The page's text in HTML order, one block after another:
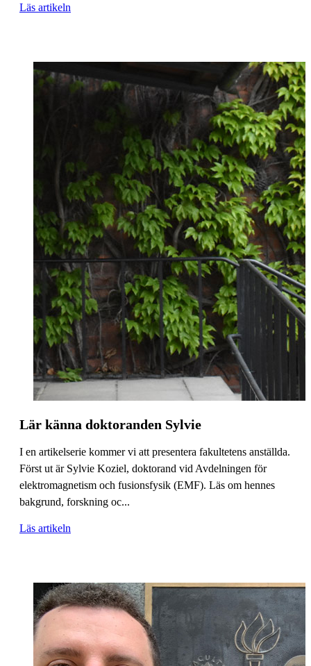
Läs artikeln
Lär känna doktoranden Sylvie
I en artikelserie kommer vi att presentera fakultetens anställda.
Först ut är Sylvie Koziel, doktorand vid Avdelningen för
elektromagnetism och fusionsfysik (EMF). Läs om hennes
bakgrund, forskning oc...
Läs artikeln